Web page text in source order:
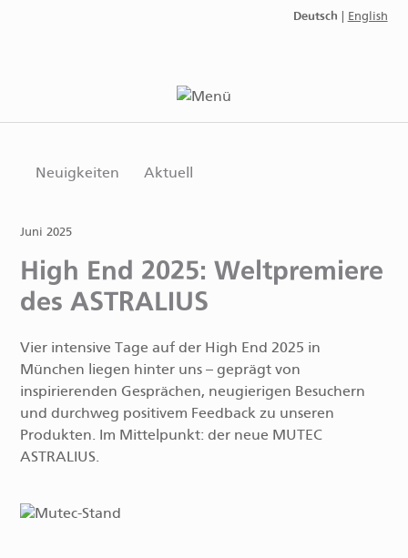
Deutsch English
Neuigkeiten Aktuell
Juni 2025
High End 2025: Weltpremiere
des ASTRALIUS
Vier intensive Tage auf der High End 2025 in
München liegen hinter uns – geprägt von
inspirierenden Gesprächen, neugierigen Besuchern
und durchweg positivem Feedback zu unseren
Produkten. Im Mittelpunkt: der neue MUTEC
ASTRALIUS.